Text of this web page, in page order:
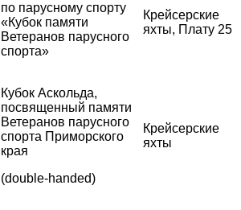
по парусному спорту
«Кубок памяти
Ветеранов парусного
спорта»
Крейсерские
яхты, Плату 25
Кубок Аскольда,
посвященный памяти
Ветеранов парусного
спорта Приморского
края
(double-handed)
Крейсерские
яхты